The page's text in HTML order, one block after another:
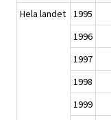
Hela landet 1995
1996
1997
1998
1999